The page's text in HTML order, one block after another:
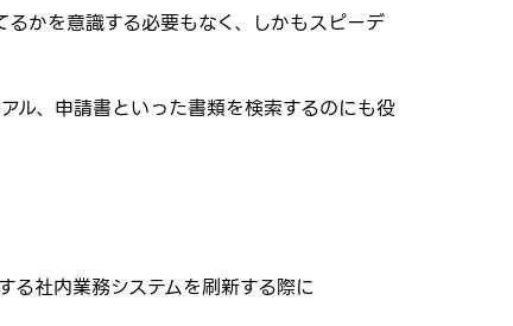
かを意識する必要もなく、しかもスピーデ
、申請書といった書類を検索するのにも役
社内業務システムを刷新する際に